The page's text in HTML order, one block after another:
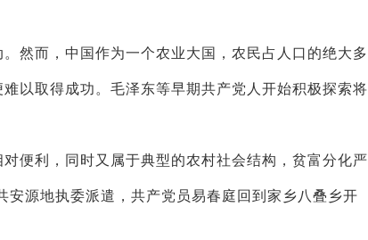
而，中国作为一个农业大国，农民占人口的绝大多
以取得成功。毛泽东等早期共产党人开始积极探索将
利，同时又属于典型的农村社会结构，贫富分化严
源地执委派遣，共产党员易春庭回到家乡八叠乡开